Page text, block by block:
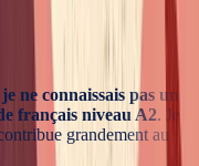
je ne connaissais pas un
français niveau A2. Je
grandement au